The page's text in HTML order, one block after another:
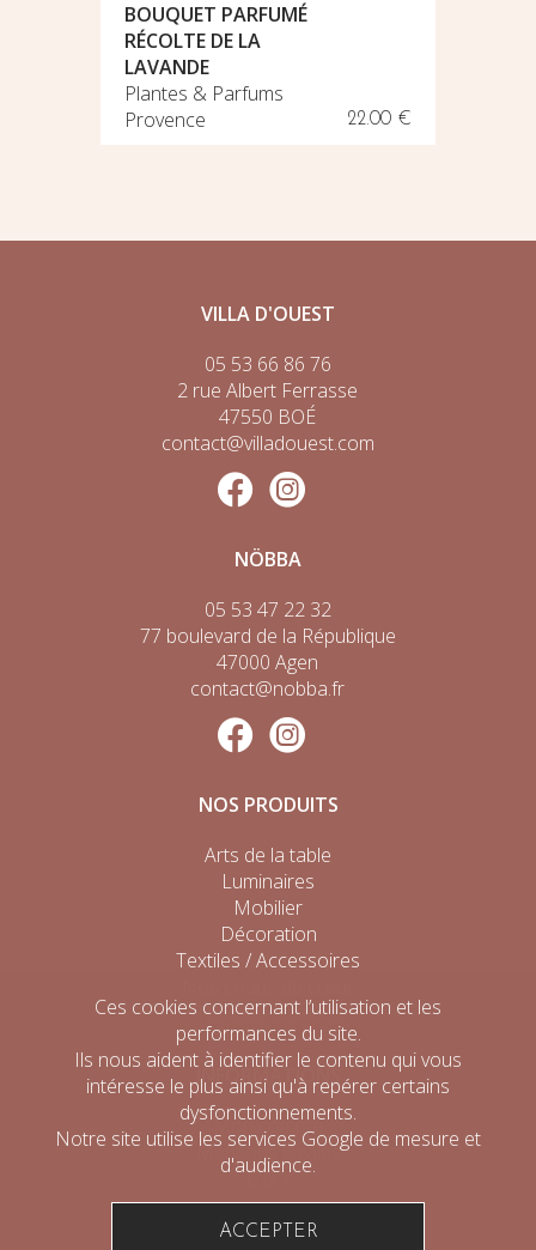
BOUQUET PARFUMÉ
RÉCOLTE DE LA
LAVANDE
Plantes & Parfums
Provence
22.00 €
VILLA D'OUEST
05 53 66 86 76
2 rue Albert Ferrasse
47550 BOÉ
contact@villadouest.com
NÖBBA
05 53 47 22 32
77 boulevard de la République
47000 Agen
contact@nobba.fr
NOS PRODUITS
Arts de la table
Luminaires
Mobilier
Décoration
Textiles / Accessoires
Tous les produits
INFORMATIONS
Mon compte
Mentions légales
C.G.V
Ces cookies concernant l’utilisation et les
performances du site.
Ils nous aident à identifier le contenu qui vous
intéresse le plus ainsi qu'à repérer certains
dysfonctionnements.
Notre site utilise les services Google de mesure et
d'audience.
ACCEPTER